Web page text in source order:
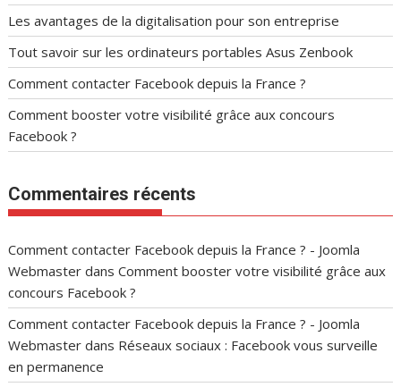
Les avantages de la digitalisation pour son entreprise
Tout savoir sur les ordinateurs portables Asus Zenbook
Comment contacter Facebook depuis la France ?
Comment booster votre visibilité grâce aux concours
Facebook ?
Commentaires récents
Comment contacter Facebook depuis la France ? - Joomla
Webmaster dansComment booster votre visibilité grâce aux
concours Facebook ?
Comment contacter Facebook depuis la France ? - Joomla
Webmaster dans Réseaux sociaux : Facebook vous surveille
en permanence